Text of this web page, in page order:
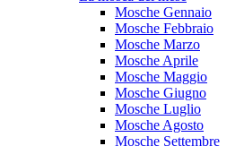
Mosche Gennaio
Mosche Febbraio
Mosche Marzo
Mosche Aprile
Mosche Maggio
Mosche Giugno
Mosche Luglio
Mosche Agosto
Mosche Settembre